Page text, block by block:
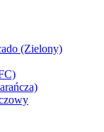
(Zielony)